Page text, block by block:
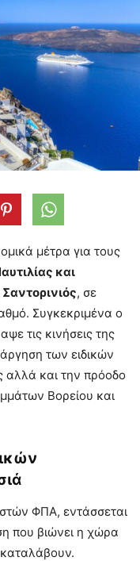
μέτρα για τους
και
, σε
Συγκεκριμένα ο
τις κινήσεις της
των ειδικών
αλλά και την πρόοδο
Βορείου και
ΦΠΑ, εντάσσεται
που βιώνει η χώρα
καταλάβουν.